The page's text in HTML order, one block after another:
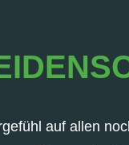
auf allen